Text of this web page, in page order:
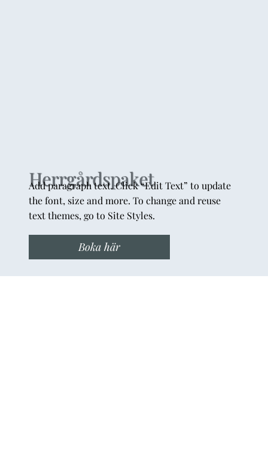
Herrgårdspaket
Add paragraph text. Click “Edit Text” to update
the font, size and more. To change and reuse
text themes, go to Site Styles.
Boka här